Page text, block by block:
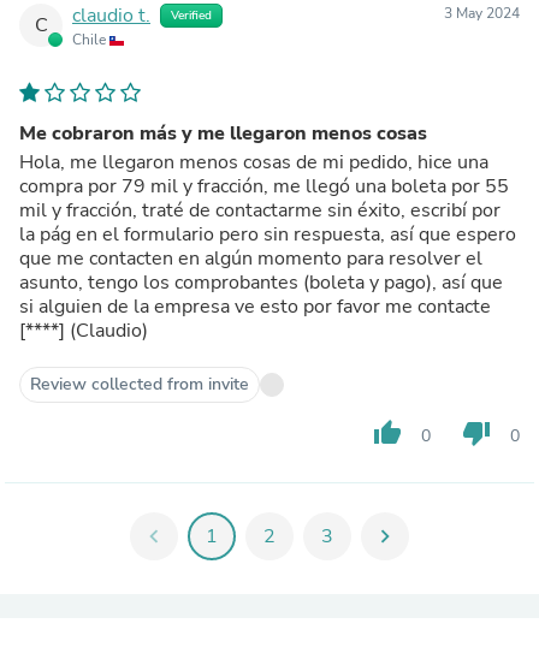
C claudio t. Verified
Chile
3 May 2024
Me cobraron más y me llegaron menos cosas
Hola, me llegaron menos cosas de mi pedido, hice una
compra por 79 mil y fracción, me llegó una boleta por 55
mil y fracción, traté de contactarme sin éxito, escribí por
la pág en el formulario pero sin respuesta, así que espero
que me contacten en algún momento para resolver el
asunto, tengo los comprobantes (boleta y pago), así que
si alguien de la empresa ve esto por favor me contacte
[****] (Claudio)
Review collected from invite
thumb_up 0 thumb_down 0
chevron_left 1 2 3 chevron_right